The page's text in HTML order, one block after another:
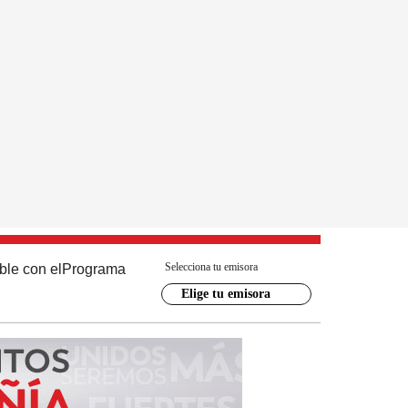
con el Programa Selecciona tu emisora
Elige tu emisora